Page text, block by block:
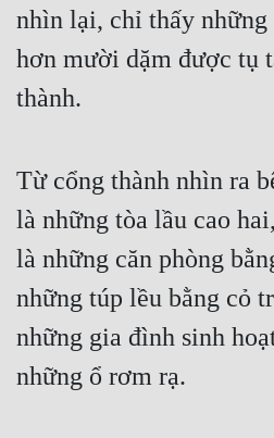
Mỹ Thực
Ngôn Tình
Ngược
Nữ Phụ
Phong Thủy - Tâm Linh
Phương Tây
Phản Phái
nhìn lại, chỉ thấy những
hơn mười dặm được tụ
thành.
Từ cổng thành nhìn ra
là những tòa lầu cao
là những căn phòng
những túp lều bằng cỏ
những gia đình sinh
những ổ rơm rạ.